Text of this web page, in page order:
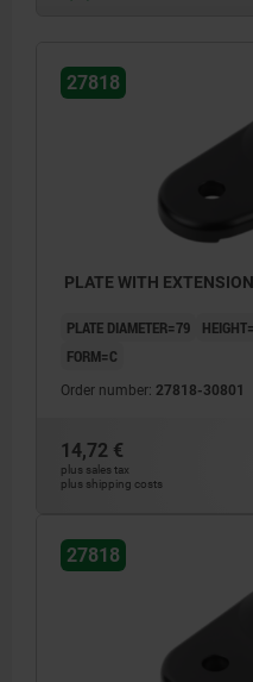
Form C with screw-on
27818
PLATE WITH
PLATE DIAMETER=79
FORM=C
Order number: 27818-30801
14,72 €
plus sales tax
plus shipping costs
27818